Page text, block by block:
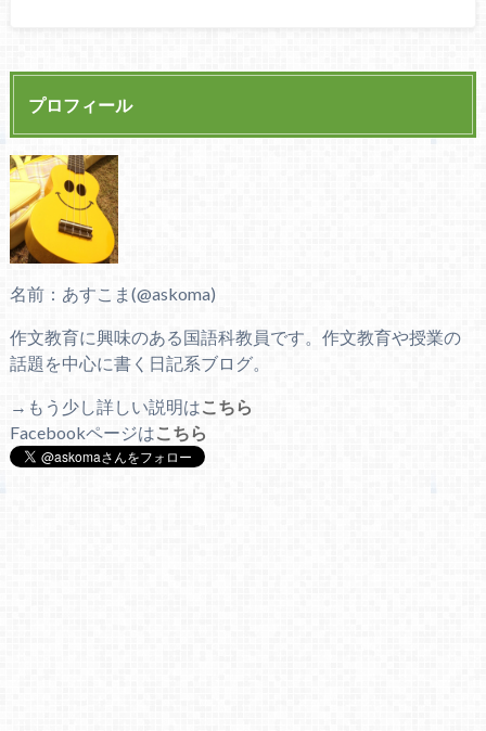
プロフィール
名前：あすこま(@askoma)
作文教育に興味のある国語科教員です。作文教育や授業の
話題を中心に書く日記系ブログ。
→もう少し詳しい説明はこちら
Facebookページはこちら